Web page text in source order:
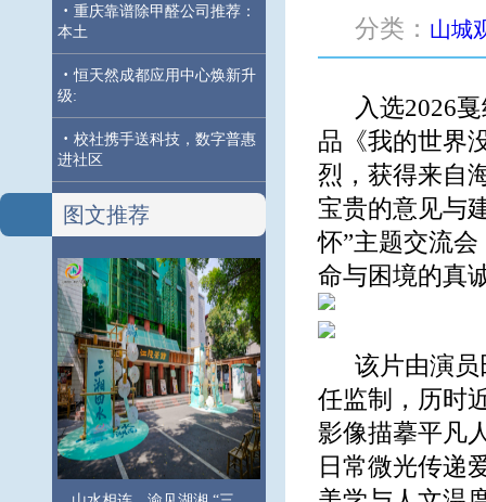
· 重庆靠谱除甲醛公司推荐：
本土
· 恒天然成都应用中心焕新升
级:
· 校社携手送科技，数字普惠
进社区
图文推荐
分类： 山城
入选2026
品《我的世界
烈，获得来自
宝贵的意见与
怀”主题交流
命与困境的真
该片由演
任监制，历时
影像描摹平凡
日常微光传递